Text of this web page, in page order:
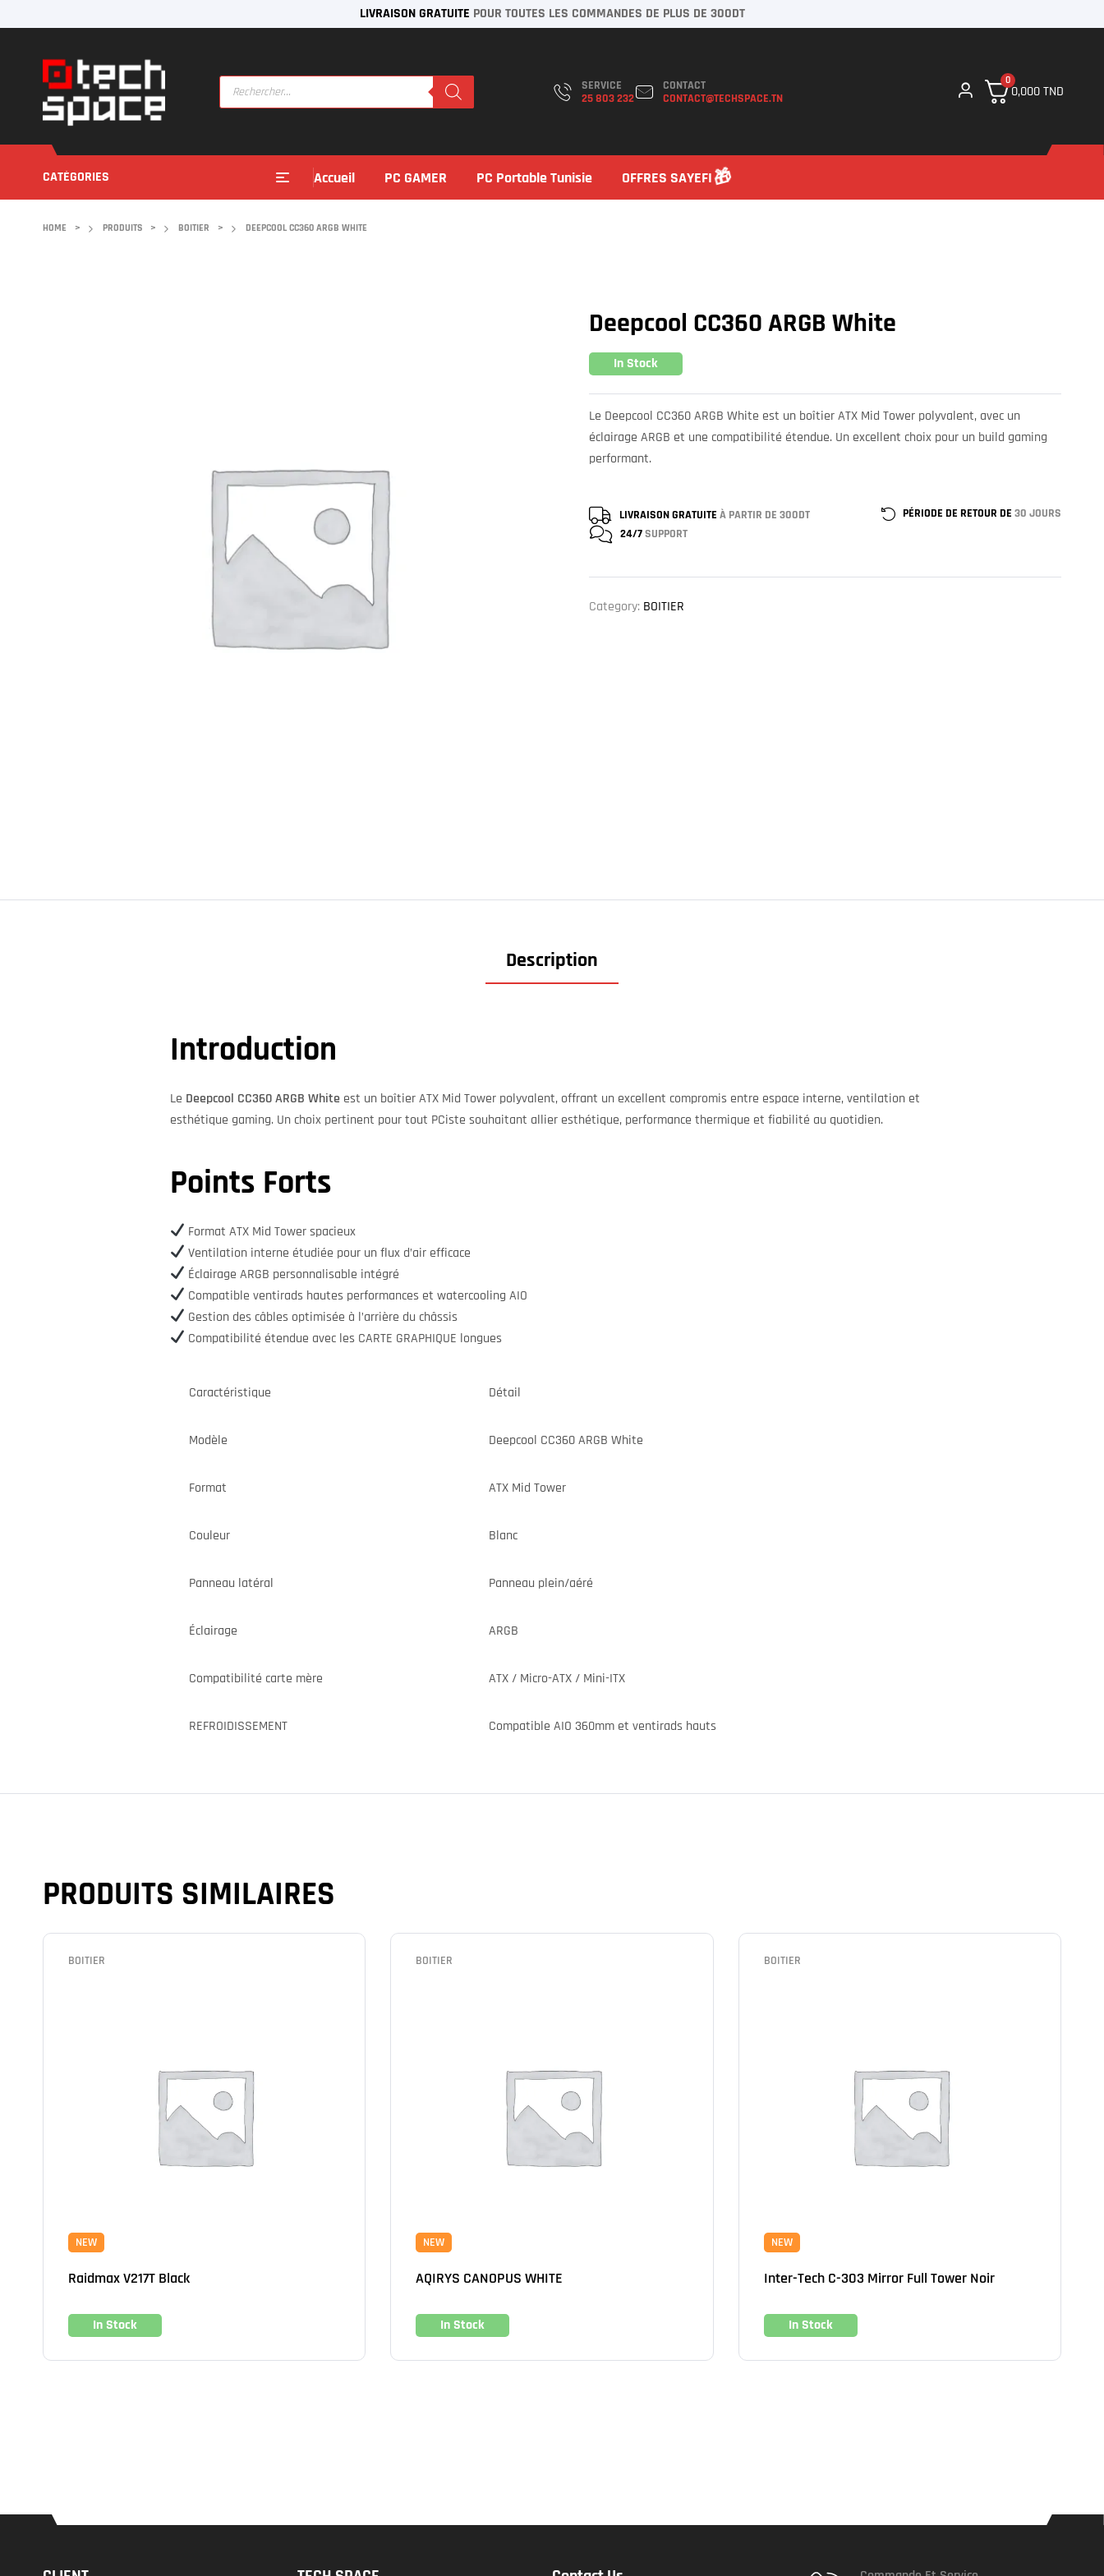
LIVRAISON GRATUITE POUR TOUTES LES COMMANDES DE PLUS DE 300DT
SERVICE
25 803 232
CONTACT
CONTACT@TECHSPACE.TN
0
0,000TND
CATÉGORIES Accueil PC GAMER PC Portable Tunisie OFFRES SAYEFI
HOME > PRODUITS > BOITIER > DEEPCOOL CC360 ARGB WHITE
Deepcool CC360 ARGB White
In Stock
Le Deepcool CC360 ARGB White est un boîtier ATX Mid Tower polyvalent, avec un
éclairage ARGB et une compatibilité étendue. Un excellent choix pour un build gaming
performant.
LIVRAISON GRATUITE À PARTIR DE 300DT PÉRIODE DE RETOUR DE 30 JOURS
24/7SUPPORT
Category: BOITIER
Description
Introduction
Le Deepcool CC360 ARGB White est un boîtier ATX Mid Tower polyvalent, offrant un excellent compromis entre espace interne, ventilation et
esthétique gaming. Un choix pertinent pour tout PCiste souhaitant allier esthétique, performance thermique et fiabilité au quotidien.
Points Forts
Format ATX Mid Tower spacieux
Ventilation interne étudiée pour un flux d’air efficace
Éclairage ARGB personnalisable intégré
Compatible ventirads hautes performances et watercooling AIO
Gestion des câbles optimisée à l’arrière du châssis
Compatibilité étendue avec les CARTE GRAPHIQUE longues
Caractéristique Détail
Modèle Deepcool CC360 ARGB White
Format ATX Mid Tower
Couleur Blanc
Panneau latéral Panneau plein/aéré
Éclairage ARGB
Compatibilité carte mère ATX / Micro-ATX / Mini-ITX
REFROIDISSEMENT Compatible AIO 360mm et ventirads hauts
PRODUITS SIMILAIRES
BOITIER
NEW
Raidmax V217T Black
In Stock
BOITIER
NEW
AQIRYS CANOPUS WHITE
In Stock
BOITIER
NEW
Inter-Tech C-303 Mirror Full Tower Noir
In Stock